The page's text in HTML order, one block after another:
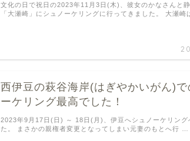
文化の日で祝日の2023年11月3日(木)、彼女のかなさんと
「大瀬崎」にシュノーケリングに行ってきました。 大瀬崎
西伊豆の萩谷海岸(はぎやかいがん)で
ーケリング最高でした！
2023年9月17日(日) ～ 18日(月)、伊豆へシュノーケリング
た。 まさかの親権者変更となってしまい元妻のもとへ行 …